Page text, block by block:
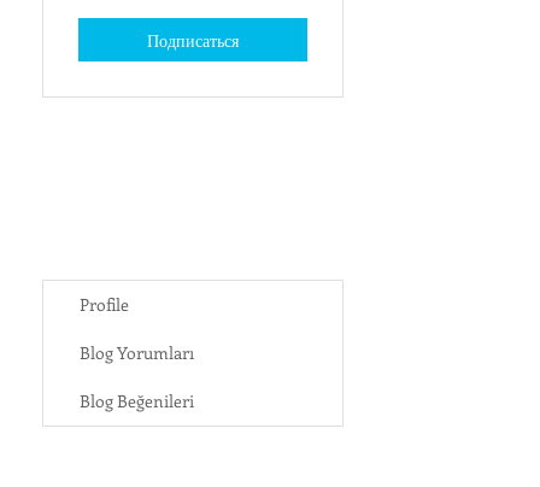
Подписаться
Profile
Blog Yorumları
Blog Beğenileri